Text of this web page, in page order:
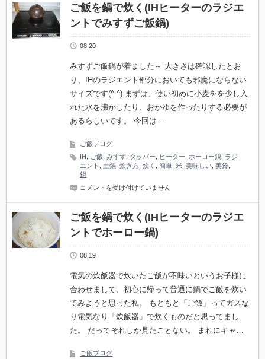
鍋
で
炊
く
(IH
ヒ
タ
で
ホ
ロ
ー
鍋)
ご飯を鍋で炊く(IHヒーターのラジエ
ントでみすずご飯鍋)
08.20
みすずご飯鍋が着ました～ 大きさは確認したとお
り、IHのラジエント部分においても邪魔にならない
サイズです(^ ^) まずは、使い初めに小麦をを少し入
れた水を沸かしたり、おかゆを作ったりする必要が
あるらしいです。 今回は…
ご飯ブログ
IH
ご飯 ,みすず タッパー ヒーター ホーロー鍋 ラジ
エント
土鍋 ,炊き方 ,炊く ,簡単 ,米 ,美味しい ,美鈴
鍋
ご
を
鍋
で
炊
く
(IH
ヒ
タ
の
ラ
エ
ト
み
コメントを受け付けていません
ご飯を鍋で炊く(IHヒーターのラジエ
ントでホーロー鍋)
08.19
電気の炊飯器で炊いたご飯が不味いというお子様に
合わせまして、初心に帰って普通に鍋でご飯を炊い
てみようと思った私。 もともと「ご飯」ってガスな
り電気なり「炊飯器」で炊くものだと思ってまし
た。 だってそれしか見たことない。 まれにキャ…
ご飯ブログ